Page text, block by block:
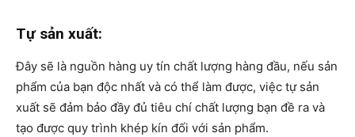
Tự sản xuất:
Đây sẽ là nguồn hàng uy tín chất lượng hàng đầu, nếu sản
phẩm của bạn độc nhất và có thể làm được, việc tự sản
xuất sẽ đảm bảo đầy đủ tiêu chí chất lượng bạn đề ra và
tạo được quy trình khép kín đối với sản phẩm.